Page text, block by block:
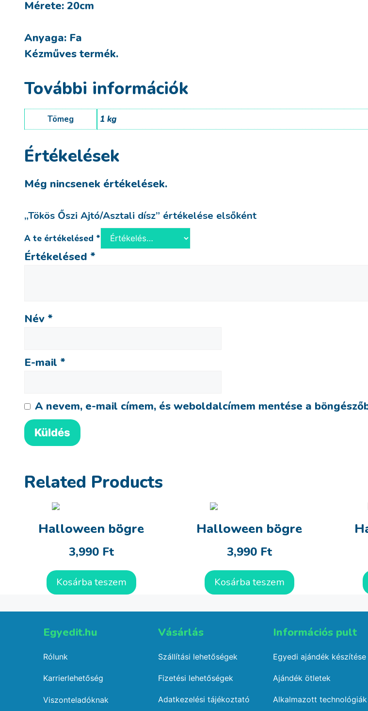
Mérete: 20cm
Anyaga: Fa
Kézműves termék.
További információk
Tömeg 1 kg
Értékelések
Még nincsenek értékelések.
„Tökös Őszi Ajtó/Asztali dísz” értékelése elsőként
A te értékelésed *
Értékelésed *
Név *
E-mail *
A nevem, e-mail címem, és weboldalcímem mentése a
Related Products
Halloween bögre
3,990 Ft
Kosárba teszem
Halloween bögre
3,990 Ft
Kosárba teszem
Egyedit.hu
Rólunk
Karrierlehetőség
Viszonteladóknak
Vásárlás​
Szállítási lehetőségek
Fizetési lehetőségek
Adatkezelési tájékoztató
Információs pult​
Egyedi ajándék készítése
Ajándék ötletek
Alkalmazott technológiák